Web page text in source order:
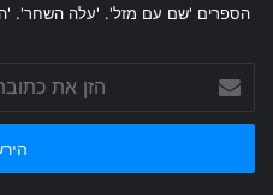
הספרים 'שם עם מזל'. 'עלה השחר'.
את
כתובת
שלך